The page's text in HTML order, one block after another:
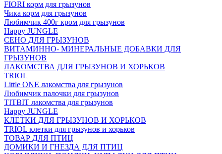
FIORI корм для грызунов
Чика корм для грызунов
Любимчик 400г кром для грызунов
Happy JUNGLE
СЕНО ДЛЯ ГРЫЗУНОВ
ВИТАМИННО- МИНЕРАЛЬНЫЕ ДОБАВКИ ДЛЯ
ГРЫЗУНОВ
ЛАКОМСТВА ДЛЯ ГРЫЗУНОВ И ХОРЬКОВ
TRIOL
Little ONE лакомства для грызунов
Любимчик палочки для грызунов
TITBIT лакомства для грызунов
Happy JUNGLE
КЛЕТКИ ДЛЯ ГРЫЗУНОВ И ХОРЬКОВ
TRIOL клетки для грызунов и хорьков
ТОВАР ДЛЯ ПТИЦ
ДОМИКИ И ГНЕЗДА ДЛЯ ПТИЦ